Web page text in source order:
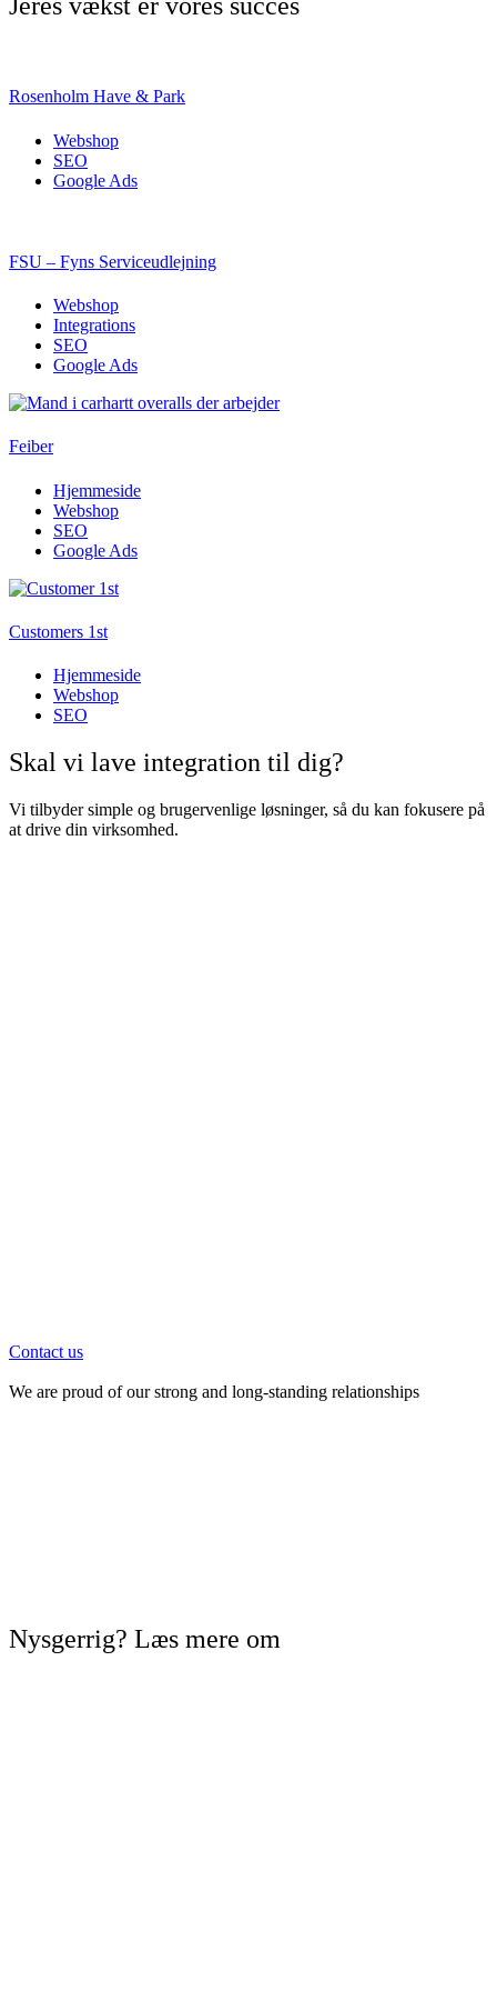
Rosenholm Have & Park
Webshop
SEO
Google Ads
FSU – Fyns Serviceudlejning
Webshop
Integrations
SEO
Google Ads
Feiber
Hjemmeside
Webshop
SEO
Google Ads
Customers 1st
Hjemmeside
Webshop
SEO
Skal vi lave integration til dig?
Vi tilbyder simple og brugervenlige løsninger, så du kan fokusere på
at drive din virksomhed.
Contact us
We are proud of our strong and long-standing relationships
Nysgerrig? Læs mere om